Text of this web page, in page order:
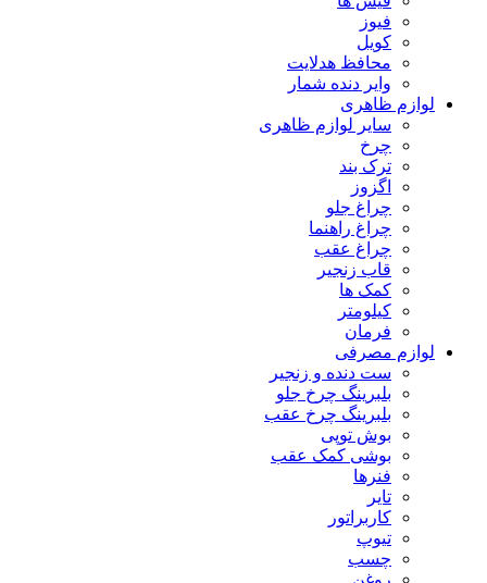
فیوز
کویل
محافظ هدلایت
وایر دنده شمار
لوازم ظاهری
سایر لوازم ظاهری
چرخ
ترک بند
اگزوز
چراغ جلو
چراغ راهنما
چراغ عقب
قاب زنجیر
کمک ها
کیلومتر
فرمان
لوازم مصرفی
ست دنده و زنجیر
بلبرینگ چرخ جلو
بلبرینگ چرخ عقب
بوش توپی
بوشی کمک عقب
فنرها
تایر
کاربراتور
تیوپ
چسب
روغن